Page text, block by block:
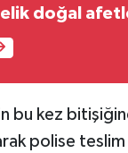
doğal
bu kez
polise